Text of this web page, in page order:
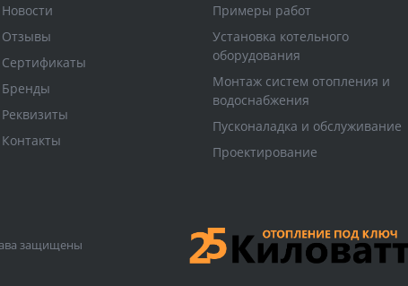
Новости
Отзывы
Сертификаты
Бренды
Реквизиты
Контакты
Примеры работ
Установка котельного
оборудования
Монтаж систем отопления и
водоснабжения
Пусконаладка и обслуживание
Проектирование
защищены